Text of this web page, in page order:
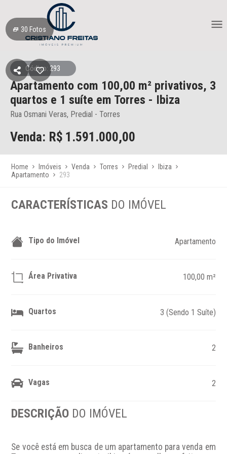
30 Fotos
Código: 293
Apartamento com 100,00 m² privativos, 3
quartos e 1 suíte em Torres - Ibiza
Rua Osmani Veras, Predial - Torres
Venda: R$ 1.591.000,00
Home Imóveis Venda Torres Predial
Ibiza
Apartamento
293
CARACTERÍSTICAS DO IMÓVEL
Tipo do Imóvel Apartamento
Área Privativa 100,00 m²
Quartos 3 (Sendo 1 Suíte)
Banheiros 2
Vagas 2
DESCRIÇÃO DO IMÓVEL
Se você está em busca de um apartamento para venda em